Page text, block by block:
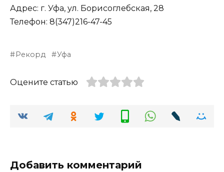
Адрес: г. Уфа, ул. Борисоглебская, 28
Телефон: 8(347)216-47-45
Рекорд Уфа
Оцените статью
Добавить комментарий